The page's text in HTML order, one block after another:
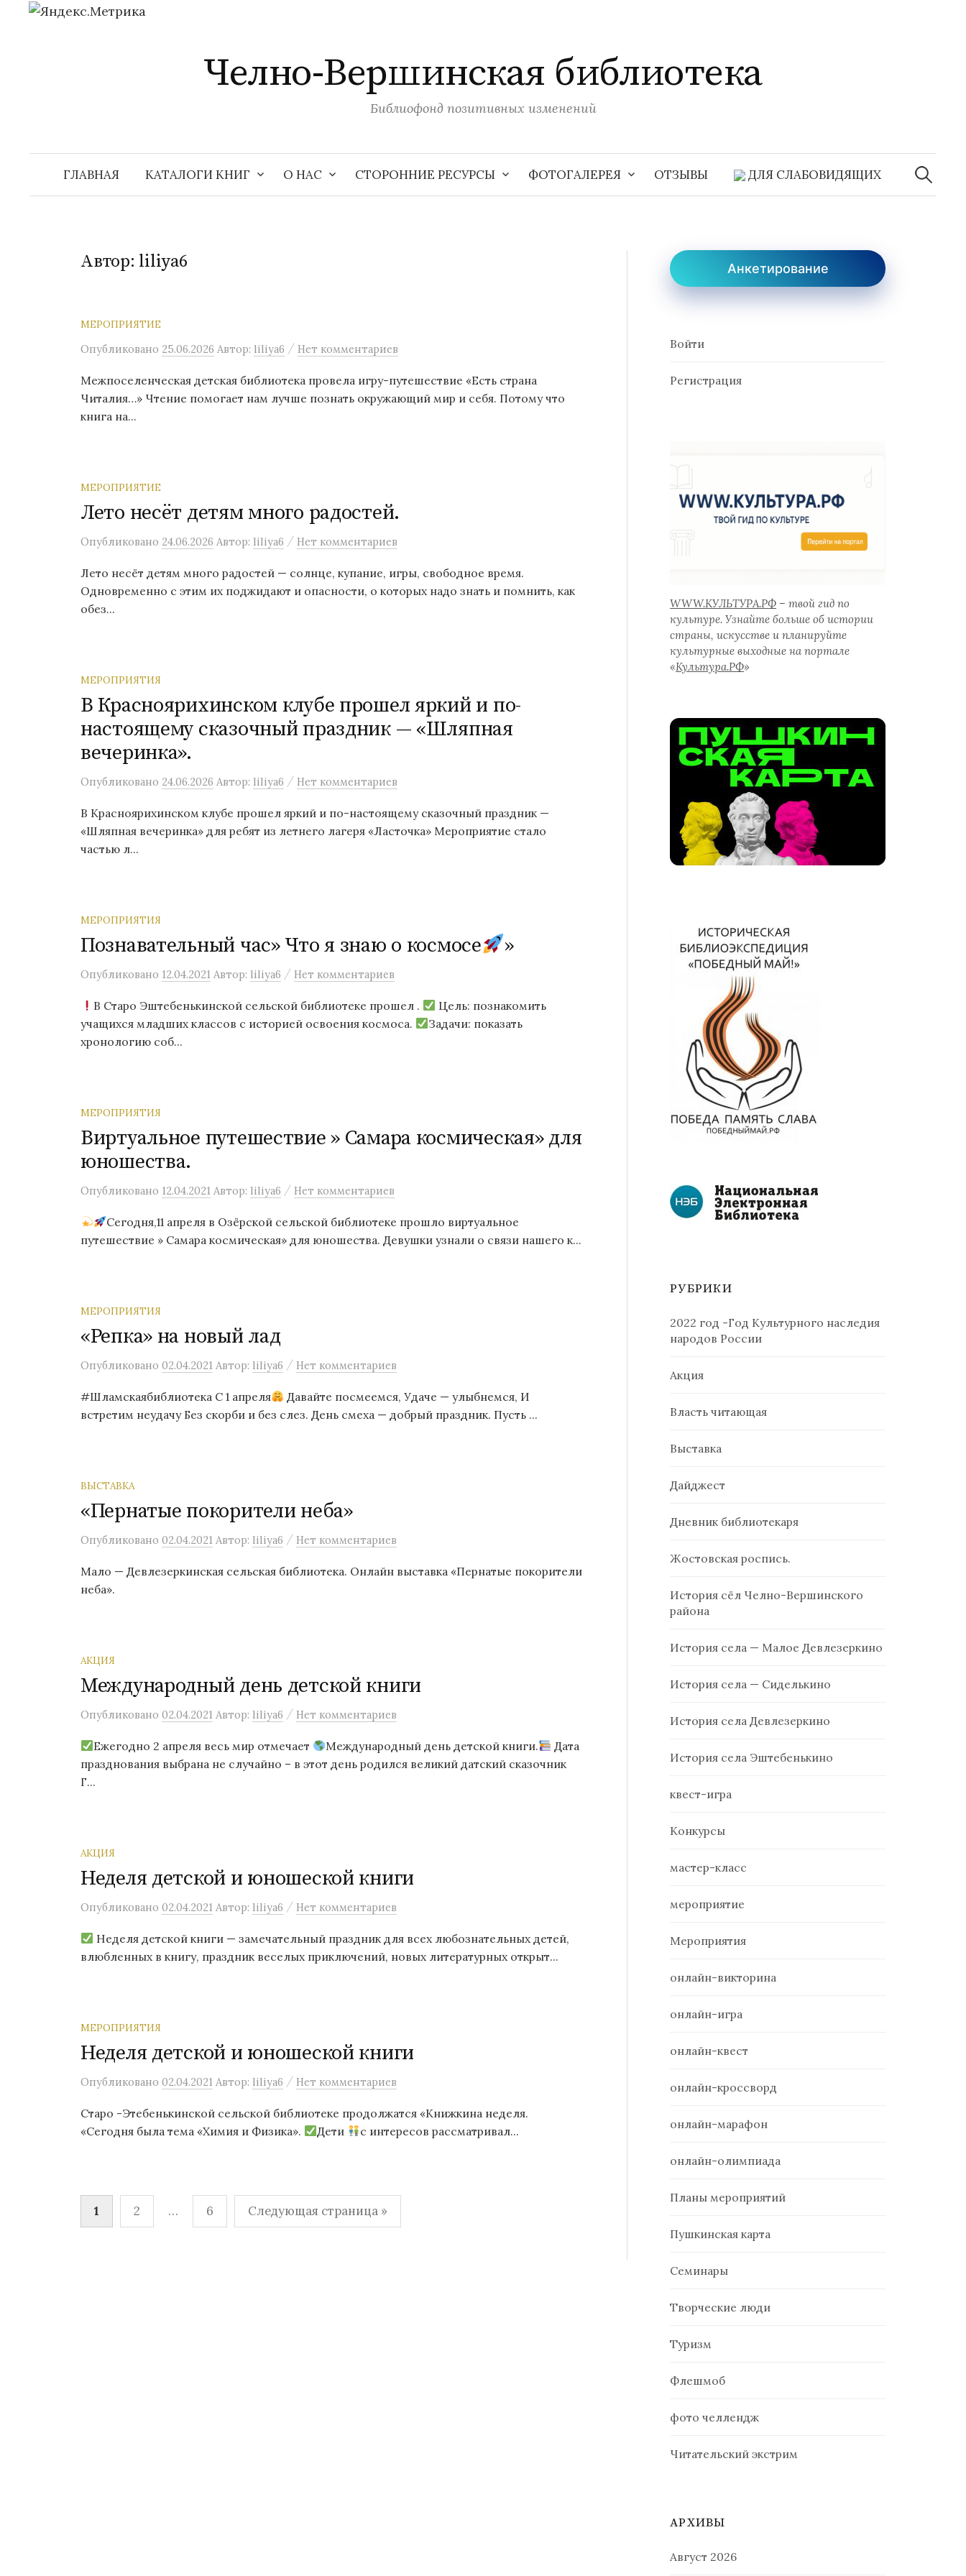
Челно-Вершинская библиотека
Библиофонд позитивных изменений
ГЛАВНАЯ КАТАЛОГИ КНИГ О НАС СТОРОННИЕ РЕСУРСЫ ФОТОГАЛЕРЕЯ ОТЗЫВЫ ДЛЯ СЛАБОВИДЯЩИХ
Найти:
Автор: liliya6
МЕРОПРИЯТИЕ
Опубликовано 25.06.2026 Автор: liliya6 / Нет комментариев
Межпоселенческая детская библиотека провела игру-путешествие «Есть страна
Читалия…» Чтение помогает нам лучше познать окружающий мир и себя. Потому что
книга на...
МЕРОПРИЯТИЕ
Лето несёт детям много радостей.
Опубликовано 24.06.2026 Автор: liliya6 / Нет комментариев
Лето несёт детям много радостей — солнце, купание, игры, свободное время.
Одновременно с этим их поджидают и опасности, о которых надо знать и помнить, как
обез...
МЕРОПРИЯТИЯ
В Красноярихинском клубе прошел яркий и по-
настоящему сказочный праздник — «Шляпная
вечеринка».
Опубликовано 24.06.2026 Автор: liliya6 / Нет комментариев
В Красноярихинском клубе прошел яркий и по-настоящему сказочный праздник —
«Шляпная вечеринка» для ребят из летнего лагеря «Ласточка» Мероприятие стало
частью л...
МЕРОПРИЯТИЯ
Познавательный час» Что я знаю о космосе »
Опубликовано 12.04.2021 Автор: liliya6 / Нет комментариев
В Старо Эштебенькинской сельской библиотеке прошел .
Цель: познакомить
учащихся младших классов с историей освоения космоса.
Задачи: показать
хронологию соб...
МЕРОПРИЯТИЯ
Виртуальное путешествие » Самара космическая» для
юношества.
Опубликовано 12.04.2021 Автор: liliya6 / Нет комментариев
Сегодня,11 апреля в Озёрской сельской библиотеке прошло виртуальное
путешествие » Самара космическая» для юношества. Девушки узнали о связи нашего к...
МЕРОПРИЯТИЯ
«Репка» на новый лад
Опубликовано 02.04.2021 Автор: liliya6 / Нет комментариев
#Шламскаябиблиотека С 1 апреля
Давайте посмеемся, Удаче — улыбнемся, И
встретим неудачу Без скорби и без слез. День смеха — добрый праздник. Пусть ...
ВЫСТАВКА
«Пернатые покорители неба»
Опубликовано 02.04.2021 Автор: liliya6 / Нет комментариев
Мало — Девлезеркинская сельская библиотека. Онлайн выставка «Пернатые покорители
неба».
АКЦИЯ
Международный день детской книги
Опубликовано 02.04.2021 Автор: liliya6 / Нет комментариев
Ежегодно 2 апреля весь мир отмечает Международный день детской книги.
Дата
празднования выбрана не случайно – в этот день родился великий датский сказочник
Г...
АКЦИЯ
Неделя детской и юношеской книги
Опубликовано 02.04.2021 Автор: liliya6 / Нет комментариев
Неделя детской книги — замечательный праздник для всех любознательных детей,
влюбленных в книгу, праздник веселых приключений, новых литературных открыт...
МЕРОПРИЯТИЯ
Неделя детской и юношеской книги
Опубликовано 02.04.2021 Автор: liliya6 / Нет комментариев
Старо -Этебенькинской сельской библиотеке продолжатся «Книжкина неделя.
«Сегодня была тема «Химия и Физика».
Дети с интересов рассматривал...
Пагинация
записей
1 2 … 6 Следующая страница »
Анкетирование
Войти
Регистрация
WWW.КУЛЬТУРА.РФ – твой гид по
культуре. Узнайте больше об истории
страны, искусстве и планируйте
культурные выходные на портале
«Культура.РФ»
РУБРИКИ
2022 год -Год Культурного наследия
народов России
Акция
Власть читающая
Выставка
Дайджест
Дневник библиотекаря
Жостовская роспись.
История сёл Челно-Вершинского
района
История села — Малое Девлезеркино
История села — Сиделькино
История села Девлезеркино
История села Эштебенькино
квест-игра
Конкурсы
мастер-класс
мероприятие
Мероприятия
онлайн-викторина
онлайн-игра
онлайн-квест
онлайн-кроссворд
онлайн-марафон
онлайн-олимпиада
Планы мероприятий
Пушкинская карта
Семинары
Творческие люди
Туризм
Флешмоб
фото челлендж
Читательский экстрим
АРХИВЫ
Август 2026